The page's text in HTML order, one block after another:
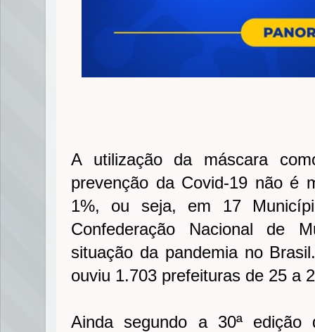
A utilização da máscara
prevenção da Covid-19 não é
1%, ou seja, em 17
Confederação Nacional de
situação da pandemia no
ouviu 1.703 prefeituras de 25 a
Ainda segundo a 30ª edição